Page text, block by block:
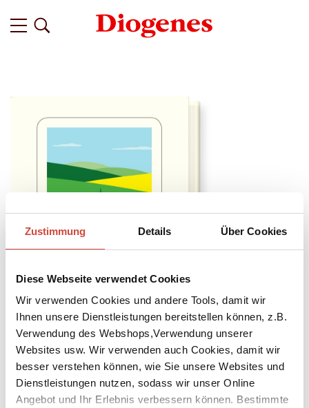
Zustimmung Details Über Cookies
Diese Webseite verwendet Cookies
Wir verwenden Cookies und andere Tools, damit wir
Ihnen unsere Dienstleistungen bereitstellen können, z.B.
Verwendung des Webshops,Verwendung unserer
Websites usw. Wir verwenden auch Cookies, damit wir
besser verstehen können, wie Sie unsere Websites und
Dienstleistungen nutzen, sodass wir unser Online
Angebot und Ihr Erlebnis verbessern können. Bestimmte
Download Bilddatei ↘